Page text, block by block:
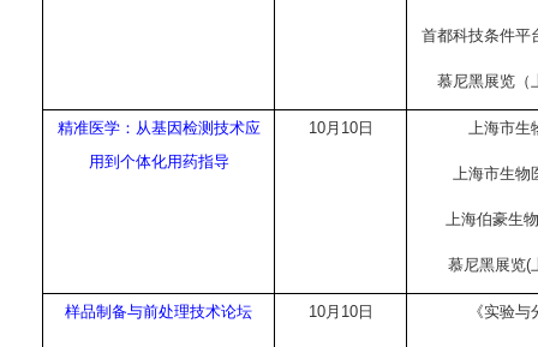
首都科技条件平
慕尼黑展览（
精准医学：从基因检测技术应
用到个体化用药指导
10月 10日 上海市生
上海市生物
上海伯豪生
慕尼黑展览(
样品制备与前处理技术论坛 10月 10日 《实验